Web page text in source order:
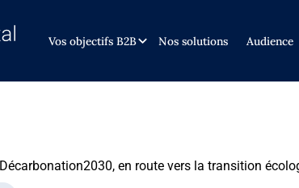
Vos objectifs B2B Nos solutions Audience
Décarbonation2030, en route vers la transition